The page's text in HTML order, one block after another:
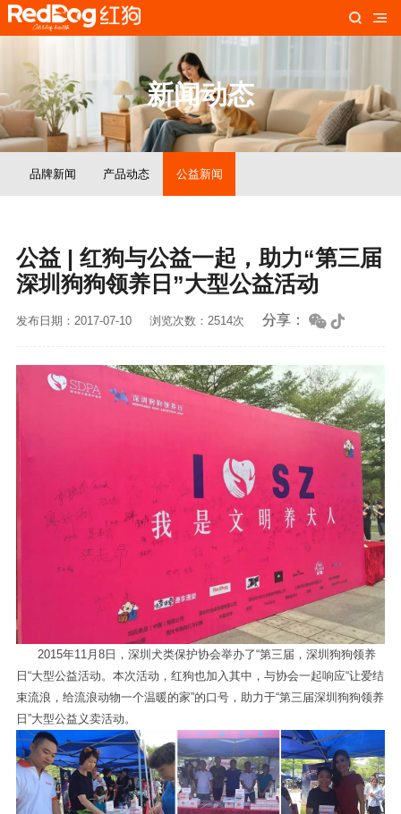
新闻动态
品牌新闻 产品动态 公益新闻
公益 | 红狗与公益一起，助力“第三届
深圳狗狗领养日”大型公益活动
发布日期：2017-07-10 浏览次数：2514次 分享：
2015年11月8日，深圳犬类保护协会举办了“第三届，深圳狗狗领养
日“大型公益活动。本次活动，红狗也加入其中，与协会一起响应“让爱结
束流浪，给流浪动物一个温暖的家”的口号，助力于“第三届深圳狗狗领养
日”大型公益义卖活动。